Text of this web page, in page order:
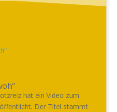
hat ein Video zum
Der Titel stammt